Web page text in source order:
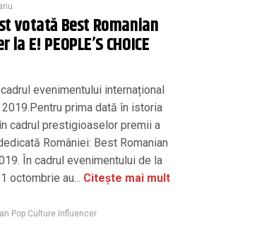
votată Best Romanian
E! PEOPLE’S CHOICE
evenimentului internațional
prima dată în istoria
cadrul prestigioaselor premii a
României: Best Romanian
În cadrul evenimentului de la
octombrie au... Citește mai mult
Pop Culture Influencer